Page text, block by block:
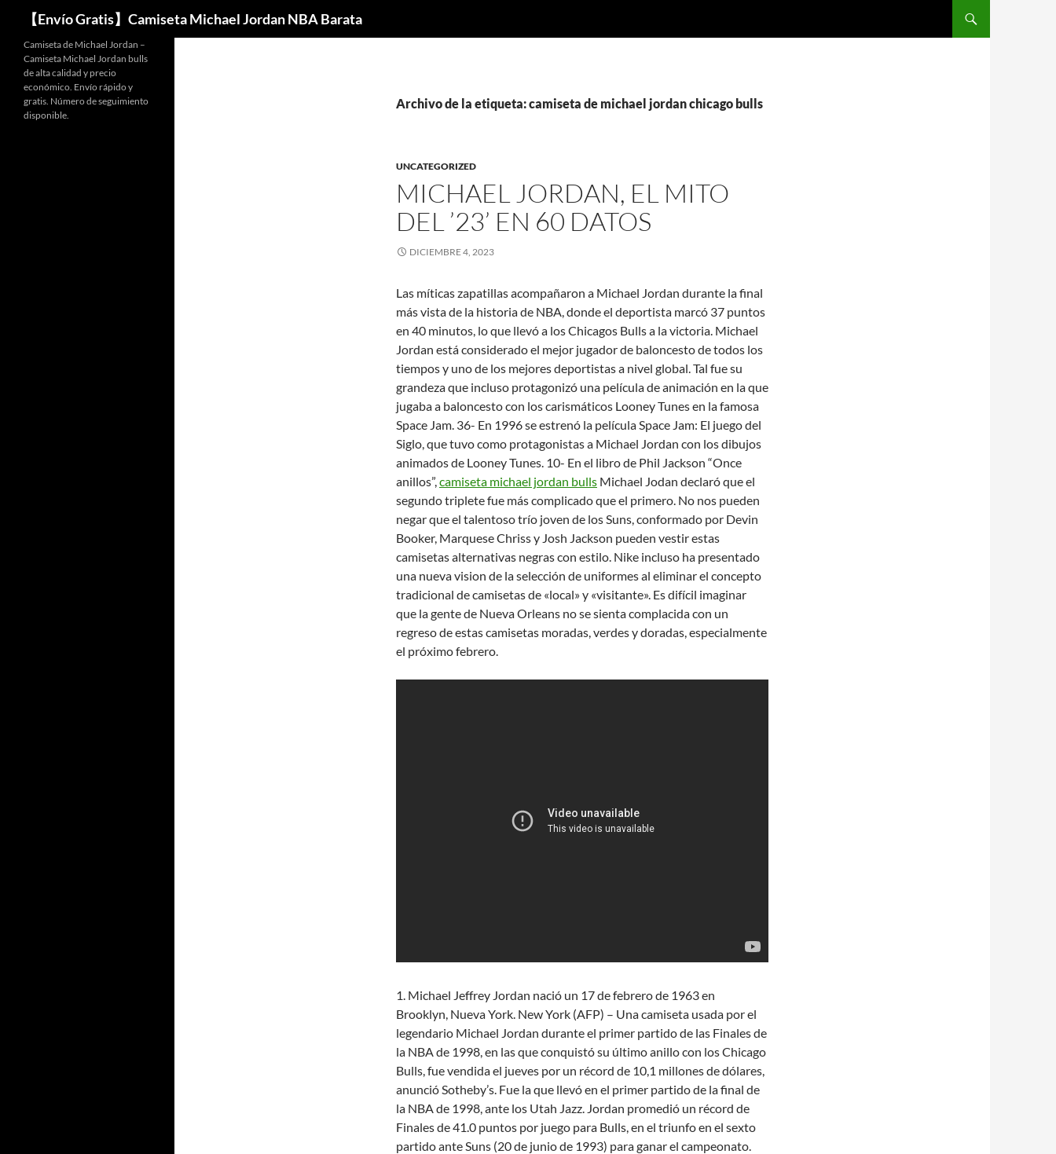
【Envío Gratis】Camiseta Michael Jordan NBA Barata
Buscar
Archivo de la etiqueta: camiseta de michael jordan chicago bulls
UNCATEGORIZED
MICHAEL JORDAN, EL MITO
DEL ’23’ EN 60 DATOS
DICIEMBRE 4, 2023
Las míticas zapatillas acompañaron a Michael Jordan durante la final
más vista de la historia de NBA, donde el deportista marcó 37 puntos
en 40 minutos, lo que llevó a los Chicagos Bulls a la victoria. Michael
Jordan está considerado el mejor jugador de baloncesto de todos los
tiempos y uno de los mejores deportistas a nivel global. Tal fue su
grandeza que incluso protagonizó una película de animación en la que
jugaba a baloncesto con los carismáticos Looney Tunes en la famosa
Space Jam. 36- En 1996 se estrenó la película Space Jam: El juego del
Siglo, que tuvo como protagonistas a Michael Jordan con los dibujos
animados de Looney Tunes. 10- En el libro de Phil Jackson “Once
anillos”,camiseta michael jordan bulls Michael Jodan declaró que el
segundo triplete fue más complicado que el primero. No nos pueden
negar que el talentoso trío joven de los Suns, conformado por Devin
Booker, Marquese Chriss y Josh Jackson pueden vestir estas
camisetas alternativas negras con estilo. Nike incluso ha presentado
una nueva vision de la selección de uniformes al eliminar el concepto
tradicional de camisetas de «local» y «visitante». Es difícil imaginar
que la gente de Nueva Orleans no se sienta complacida con un
regreso de estas camisetas moradas, verdes y doradas, especialmente
el próximo febrero.
1. Michael Jeffrey Jordan nació un 17 de febrero de 1963 en
Brooklyn, Nueva York. New York (AFP) – Una camiseta usada por el
legendario Michael Jordan durante el primer partido de las Finales de
la NBA de 1998, en las que conquistó su último anillo con los Chicago
Bulls, fue vendida el jueves por un récord de 10,1 millones de dólares,
anunció Sotheby’s. Fue la que llevó en el primer partido de la final de
la NBA de 1998, ante los Utah Jazz. Jordan promedió un récord de
Finales de 41.0 puntos por juego para Bulls, en el triunfo en el sexto
partido ante Suns (20 de junio de 1993) para ganar el campeonato.
Camiseta de Michael Jordan –
Camiseta Michael Jordan bulls
de alta calidad y precio
económico. Envío rápido y
gratis. Número de seguimiento
disponible.